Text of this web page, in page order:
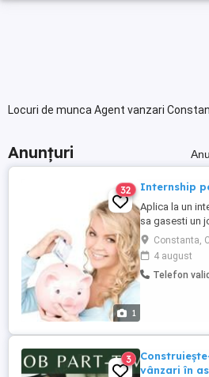
Locuri de munca Agent vanzari
Anunțuri
1
32 Internship
Aplica la un
sa gasesti un
accea suntem
consultanti
zambetul pe
parte dintr-o
Constanta,
4 august
Telefon
3
vânzari în